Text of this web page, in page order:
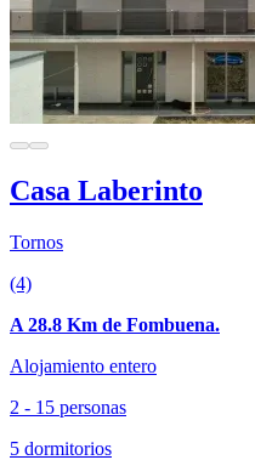
Casa Laberinto
Tornos
(4)
A 28.8 Km de Fombuena.
Alojamiento entero
2 - 15 personas
5 dormitorios